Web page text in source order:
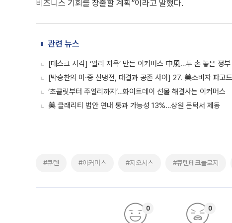
비즈니스 기회를 창출할 계획”이라고 말했다.
관련 뉴스
[데스크 시각] ‘알리 지옥’ 만든 이커머스 中風…두 손 놓은 정부
[박승찬의 미·중 신냉전, 대결과 공존 사이] 27. 美소비자 파고
‘초콜릿부터 주얼리까지’…화이트데이 선물 해결사는 이커머스
美 클래리티 법안 연내 통과 가능성 13%…상원 문턱서 제동
#큐텐 #이커머스 #지오시스 #큐텐테크놀로지
0 0